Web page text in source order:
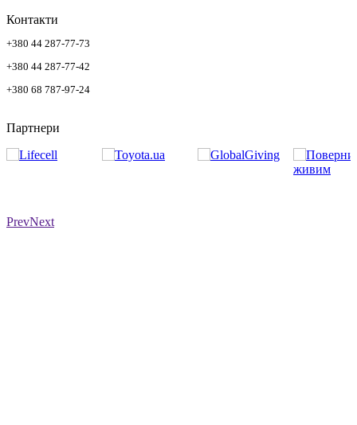
Контакти
+380 44 287-77-73
+380 44 287-77-42
+380 68 787-97-24
Партнери
PrevNext